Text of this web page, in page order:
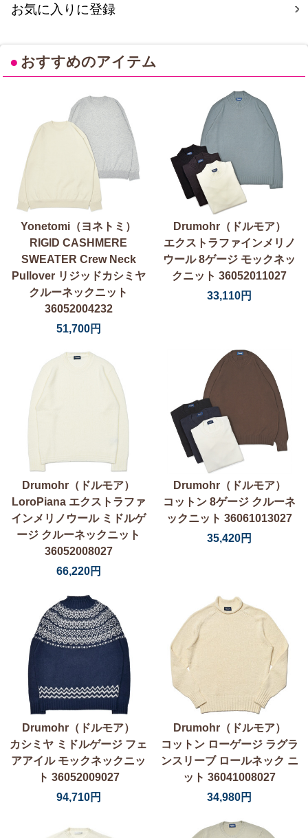
お気に入りに登録
● おすすめのアイテム
Yonetomi（ヨネトミ）
RIGID CASHMERE
SWEATER Crew Neck
Pullover リジッドカシミヤ
クルーネックニット
36052004232
51,700円
Drumohr（ドルモア）
エクストラファインメリノ
ウール 8ゲージ モックネッ
クニット 36052011027
33,110円
Drumohr（ドルモア）
LoroPiana エクストラファ
インメリノウール ミドルゲ
ージ クルーネックニット
36052008027
66,220円
Drumohr（ドルモア）
コットン 8ゲージ クルーネ
ックニット 36061013027
35,420円
Drumohr（ドルモア）
カシミヤ ミドルゲージ フェ
アアイル モックネックニッ
ト 36052009027
94,710円
Drumohr（ドルモア）
コットン ローゲージ ラグラ
ンスリーブ ロールネック ニ
ット 36041008027
34,980円